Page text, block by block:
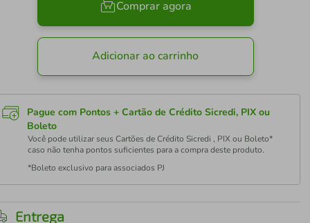
Comprar agora
Adicionar ao carrinho
Pague com Pontos + Cartão de Crédito Sicredi, PIX ou
Boleto
Você pode utilizar seus Cartões de Crédito Sicredi , PIX ou Boleto*
caso não tenha pontos suficientes para a compra deste produto.
*Boleto exclusivo para associados PJ
Entrega